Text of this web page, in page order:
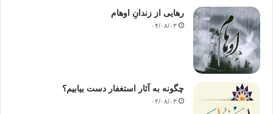
اين ارتباط عاطفي پس از بازگشت سيد به مصر و آشنايي بيشتر و نزديك ترش
با اخوان و شروع هماهنگي و ديد و بازديد ميان آنها، رو به گسترش و عميق تر
شدن نهاد و روز به روز قوي تر ميشد.
رسمي سيد در اخوان مي دانند _ فقط ارتباطي عاطفي با جماعت اخوان
داشت. و همين طور است در مورد سال 1952 و آغاز 1953 كه روابط همچنان در
سطح عاطفي و روحي باقي ماند.
رهایی از زندانِ اوهام
۰۴/۰۸/۰۳
چگونه به آثار استغفار دست بیابیم؟
۰۴/۰۸/۰۳